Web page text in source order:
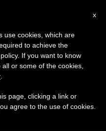
XIV
×
haremos la pausa
el periodo de verano
y también el
x
use cookies, which are
to achieve the
If you want to know
or some of the cookies,
page, clicking a link or
agree to the use of cookies.